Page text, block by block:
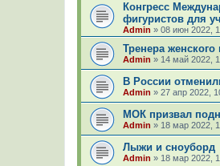
Конгресс
фигуристов для
Admin » 08 июн 2022,
Тренера
Admin » 14 май 2022,
В России
Admin » 27 апр 2022,
МОК призвал
Admin » 18 мар 2022,
Лыжи и сноуборд
Admin » 18 мар 2022,